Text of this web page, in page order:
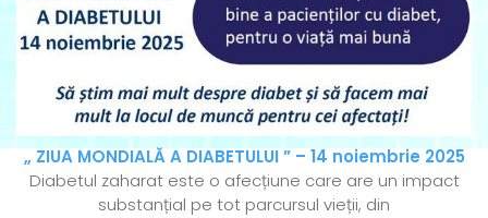
„ ZIUA MONDIALĂ A DIABETULUI ” – 14 noiembrie 2025
Diabetul zaharat este o afecțiune care are un impact
substanțial pe tot parcursul vieții, din